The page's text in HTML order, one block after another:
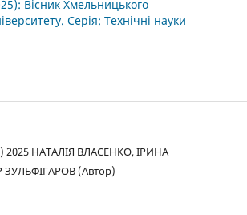
Вісник Хмельницького
Серія: Технічні науки
2025 НАТАЛІЯ ВЛАСЕНКО, ІРИНА
(Автор)